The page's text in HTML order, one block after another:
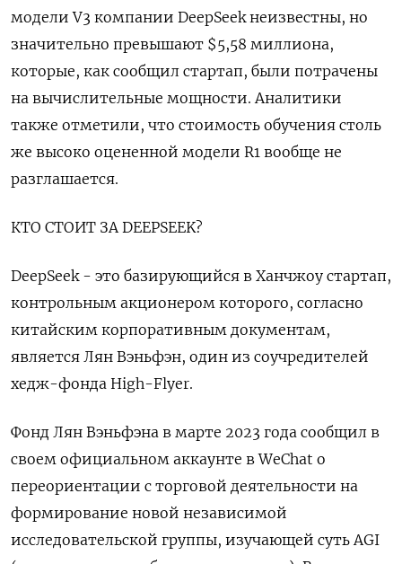
модели V3 компании DeepSeek неизвестны, но
значительно превышают $5,58 миллиона,
которые, как сообщил стартап, были потрачены
на вычислительные мощности. Аналитики
также отметили, что стоимость обучения столь
же высоко оцененной модели R1 вообще не
разглашается.
КТО СТОИТ ЗА DEEPSEEK?
DeepSeek - это базирующийся в Ханчжоу стартап,
контрольным акционером которого, согласно
китайским корпоративным документам,
является Лян Вэньфэн, один из соучредителей
хедж-фонда High-Flyer.
Фонд Лян Вэньфэна в марте 2023 года сообщил в
своем официальном аккаунте в WeChat о
переориентации с торговой деятельности на
формирование новой независимой
исследовательской группы, изучающей суть AGI